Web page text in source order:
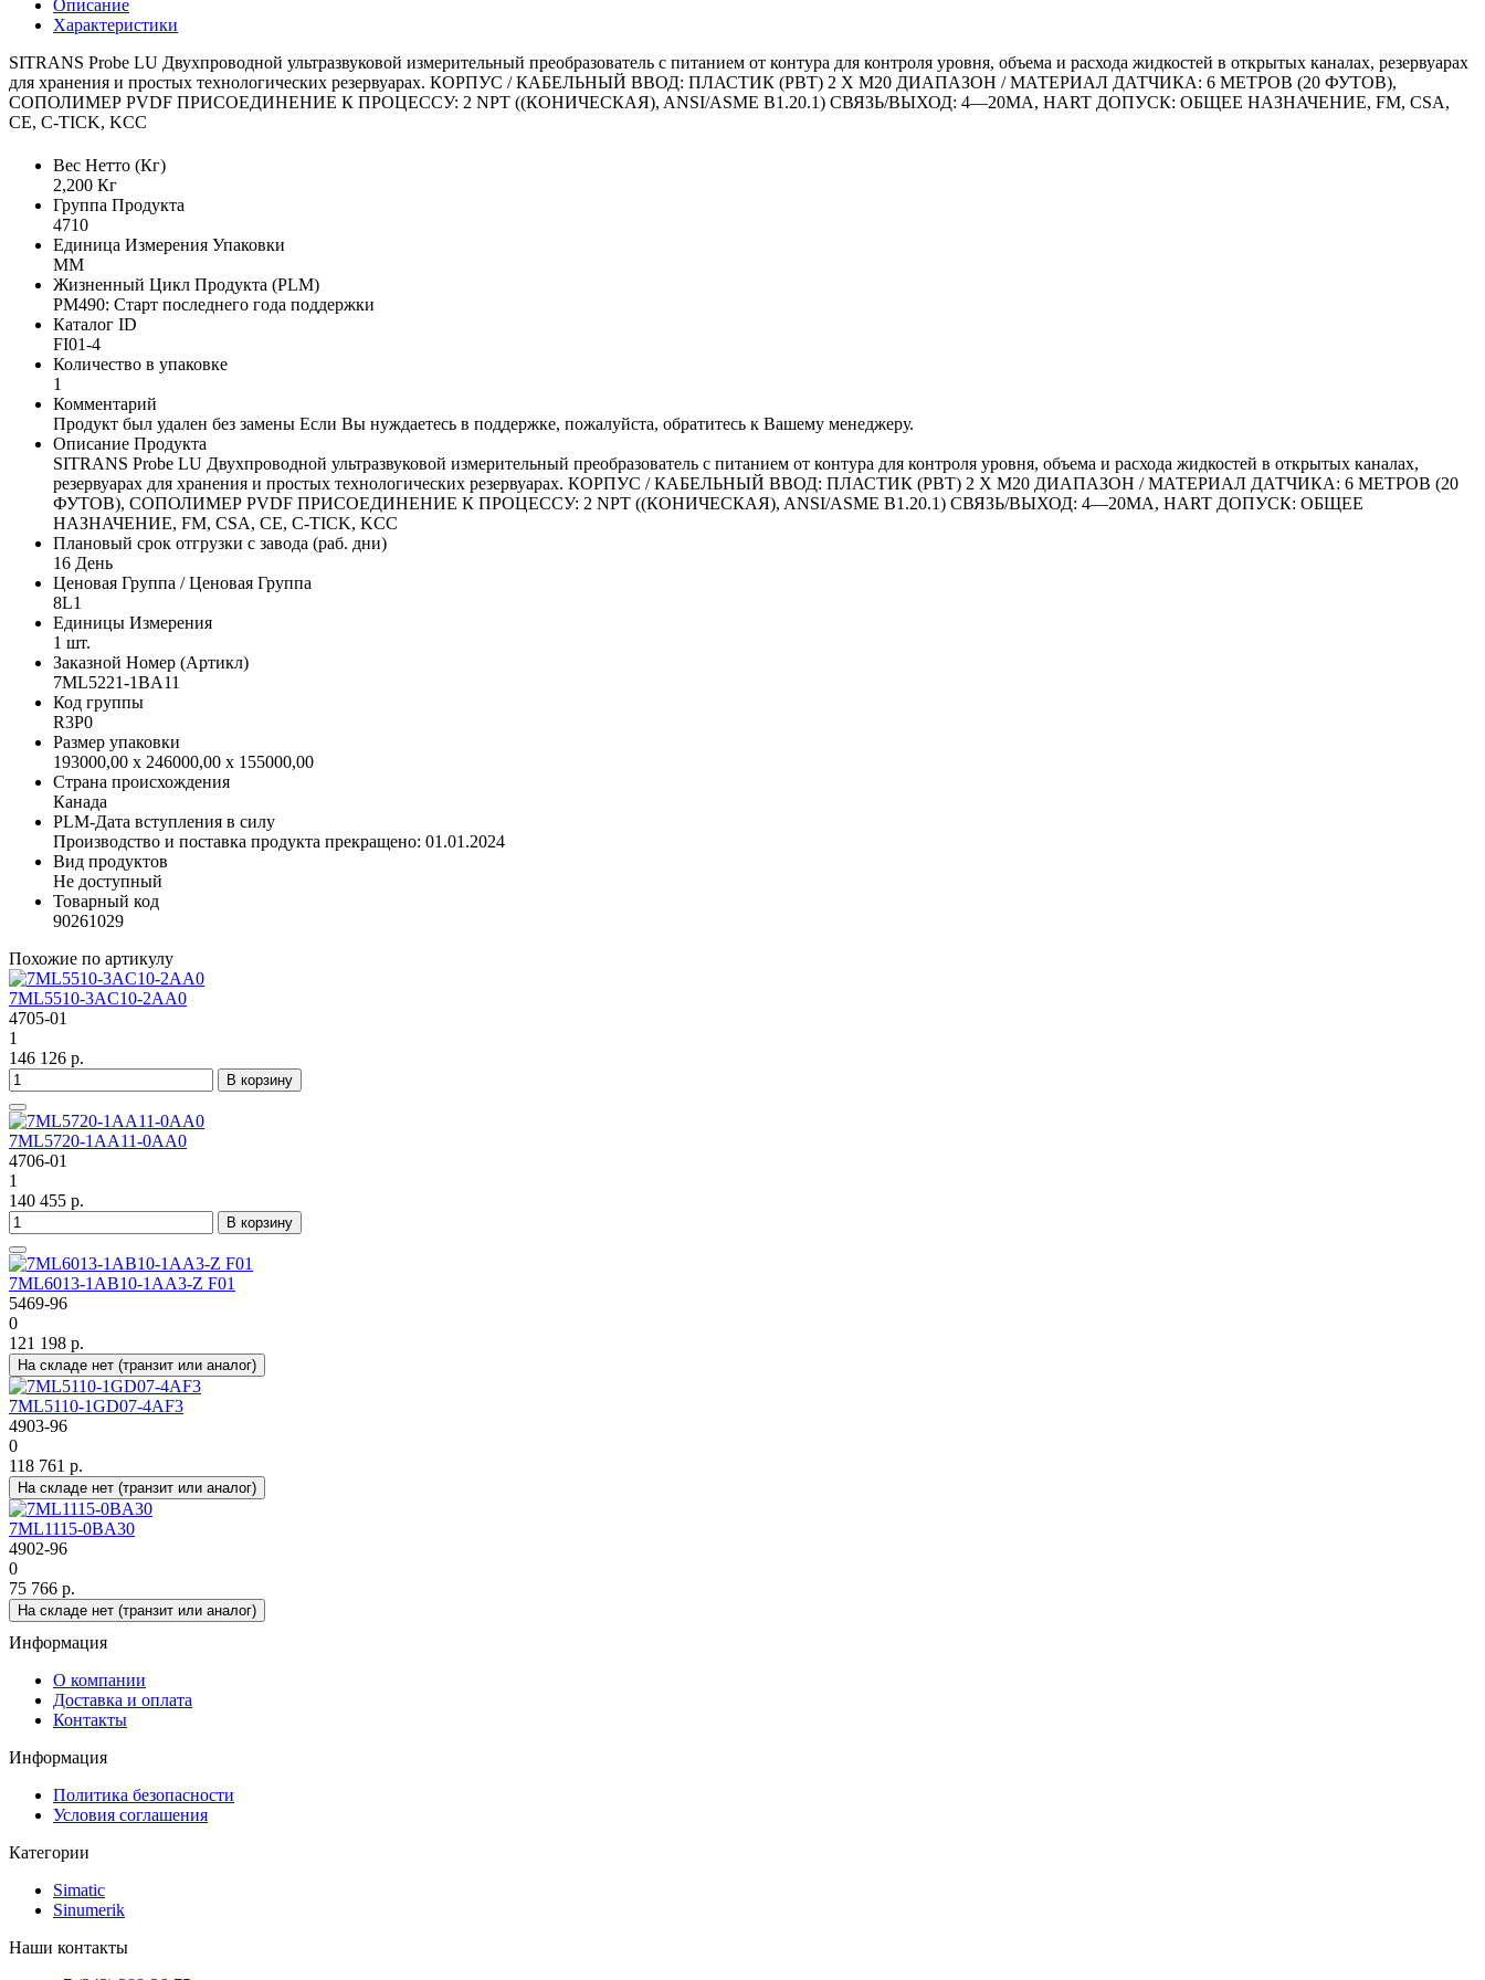
Описание
Характеристики
SITRANS Probe LU Двухпроводной ультразвуковой измерительный преобразователь с питанием от контура для контроля уровня, объема и расхода жидкостей в открытых каналах, резервуарах
для хранения и простых технологических резервуарах. КОРПУС / КАБЕЛЬНЫЙ ВВОД: ПЛАСТИК (PBT) 2 X M20 ДИАПАЗОН / МАТЕРИАЛ ДАТЧИКА: 6 МЕТРОВ (20 ФУТОВ),
СОПОЛИМЕР PVDF ПРИСОЕДИНЕНИЕ К ПРОЦЕССУ: 2 NPT ((КОНИЧЕСКАЯ), ANSI/ASME B1.20.1) СВЯЗЬ/ВЫХОД: 4—20MA, HART ДОПУСК: ОБЩЕЕ НАЗНАЧЕНИЕ, FM, CSA,
CE, C-TICK, KCC
Вес Нетто (Кг)
2,200 Кг
Группа Продукта
4710
Единица Измерения Упаковки
MM
Жизненный Цикл Продукта (PLM)
PM490: Старт последнего года поддержки
Каталог ID
FI01-4
Количество в упаковке
1
Комментарий
Продукт был удален без замены Если Вы нуждаетесь в поддержке, пожалуйста, обратитесь к Вашему менеджеру.
Описание Продукта
SITRANS Probe LU Двухпроводной ультразвуковой измерительный преобразователь с питанием от контура для контроля уровня, объема и расхода жидкостей в открытых каналах,
резервуарах для хранения и простых технологических резервуарах. КОРПУС / КАБЕЛЬНЫЙ ВВОД: ПЛАСТИК (PBT) 2 X M20 ДИАПАЗОН / МАТЕРИАЛ ДАТЧИКА: 6 МЕТРОВ (20
ФУТОВ), СОПОЛИМЕР PVDF ПРИСОЕДИНЕНИЕ К ПРОЦЕССУ: 2 NPT ((КОНИЧЕСКАЯ), ANSI/ASME B1.20.1) СВЯЗЬ/ВЫХОД: 4—20MA, HART ДОПУСК: ОБЩЕЕ
НАЗНАЧЕНИЕ, FM, CSA, CE, C-TICK, KCC
Плановый срок отгрузки с завода (раб. дни)
16 День
Ценовая Группа / Ценовая Группа
8L1
Единицы Измерения
1 шт.
Заказной Номер (Артикл)
7ML5221-1BA11
Код группы
R3P0
Размер упаковки
193000,00 x 246000,00 x 155000,00
Страна происхождения
Канада
PLM-Дата вступления в силу
Производство и поставка продукта прекращено: 01.01.2024
Вид продуктов
Не доступный
Товарный код
90261029
Похожие по артикулу
7ML5510-3AC10-2AA0
4705-01
1
146 126 р.
В корзину
7ML5720-1AA11-0AA0
4706-01
1
140 455 р.
В корзину
7ML6013-1AB10-1AA3-Z F01
5469-96
0
121 198 р.
На складе нет (транзит или аналог)
7ML5110-1GD07-4AF3
4903-96
0
118 761 р.
На складе нет (транзит или аналог)
7ML1115-0BA30
4902-96
0
75 766 р.
На складе нет (транзит или аналог)
Информация
О компании
Доставка и оплата
Контакты
Информация
Политика безопасности
Условия соглашения
Категории
Simatic
Sinumerik
Наши контакты